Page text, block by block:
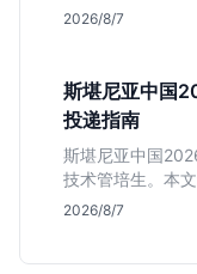
薪机会少。适合
2026/8/7
斯堪尼亚中国
投递指南
斯堪尼亚中国
技术管培生。本
真实职责及不限
2026/8/7